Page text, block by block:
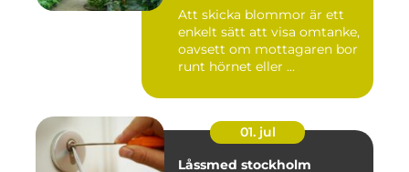
Att skicka blommor är ett
enkelt sätt att visa omtanke,
oavsett om mottagaren bor
runt hörnet eller ...
01. jul
Låssmed stockholm